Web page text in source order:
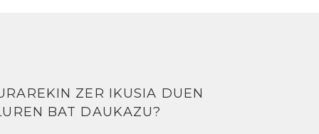
ZER IKUSIA DUEN
BAT DAUKAZU?